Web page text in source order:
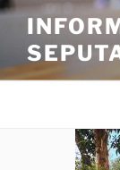
Skip
content